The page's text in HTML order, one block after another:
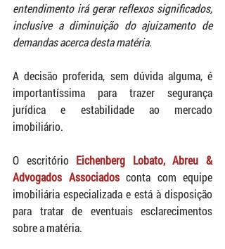
entendimento irá gerar reflexos significados,
inclusive a diminuição do ajuizamento de
demandas acerca desta matéria.
A decisão proferida, sem dúvida alguma, é
importantíssima para trazer segurança
jurídica e estabilidade ao mercado
imobiliário.
O escritório Eichenberg Lobato, Abreu &
Advogados Associados conta com equipe
imobiliária especializada e está à disposição
para tratar de eventuais esclarecimentos
sobre a matéria.